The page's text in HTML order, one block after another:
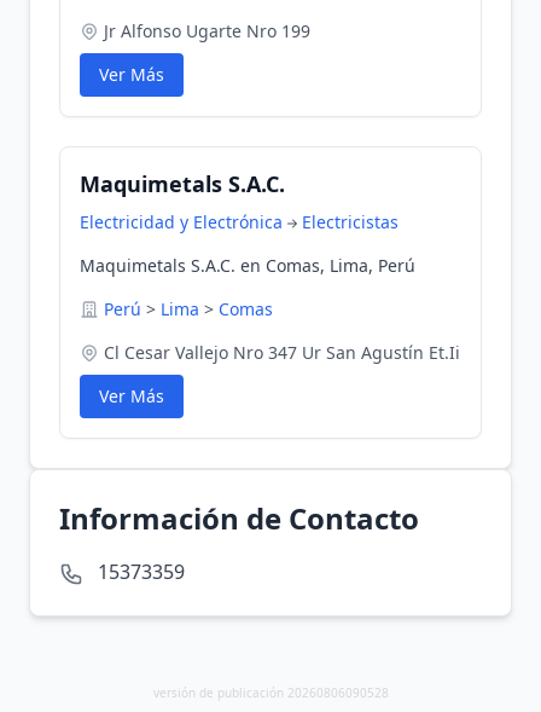
Jr Alfonso Ugarte Nro 199
Ver Más
Maquimetals S.A.C.
Electricidad y Electrónica
Electricistas
Maquimetals S.A.C. en Comas, Lima, Perú
Perú > Lima > Comas
Cl Cesar Vallejo Nro 347 Ur San Agustín Et.Ii
Ver Más
Información de Contacto
15373359
versión de publicación 20260806090528